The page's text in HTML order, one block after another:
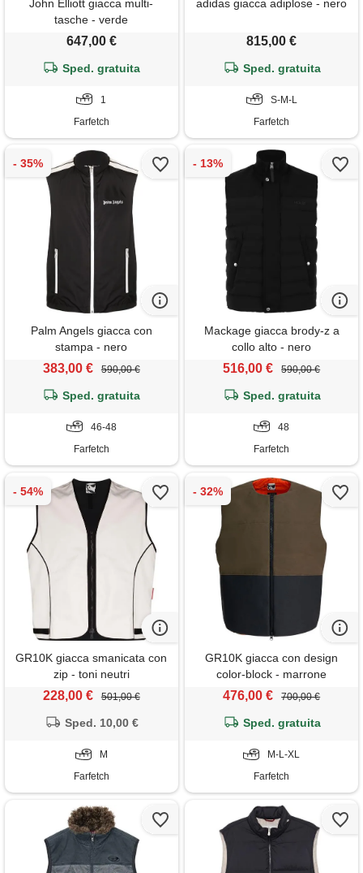
John Elliott giacca multi-
tasche - verde
647,00 €
Sped. gratuita
1
Farfetch
adidas giacca adiplose - nero
815,00 €
Sped. gratuita
S-M-L
Farfetch
Palm Angels giacca con
stampa - nero
383,00 € 590,00 €
Sped. gratuita
46-48
Farfetch
Mackage giacca brody-z a
collo alto - nero
516,00 € 590,00 €
Sped. gratuita
48
Farfetch
GR10K giacca smanicata con
zip - toni neutri
228,00 € 501,00 €
Sped. 10,00 €
M
Farfetch
GR10K giacca con design
color-block - marrone
476,00 € 700,00 €
Sped. gratuita
M-L-XL
Farfetch